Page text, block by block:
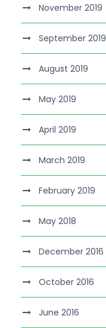
November 2019
September 2019
August 2019
May 2019
April 2019
March 2019
February 2019
May 2018
December 2016
October 2016
June 2016